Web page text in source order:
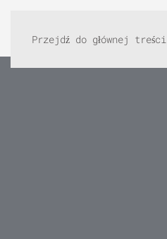
Przejdź do głównej treści